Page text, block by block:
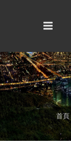
首頁